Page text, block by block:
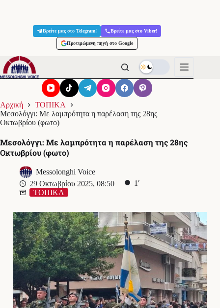
Βρείτε μας στο Telegram! Βρείτε μας στο Viber!
Προτιμώμενη πηγή στο Google
Αρχική
ΤΟΠΙΚΑ
Μεσολόγγι: Με λαμπρότητα η παρέλαση της 28ης
Οκτωβρίου (φωτο)
Μεσολόγγι: Με λαμπρότητα η παρέλαση της 28ης
Οκτωβρίου (φωτο)
Messolonghi Voice
29 Οκτωβρίου 2025, 08:50
1′
ΤΟΠΙΚΑ